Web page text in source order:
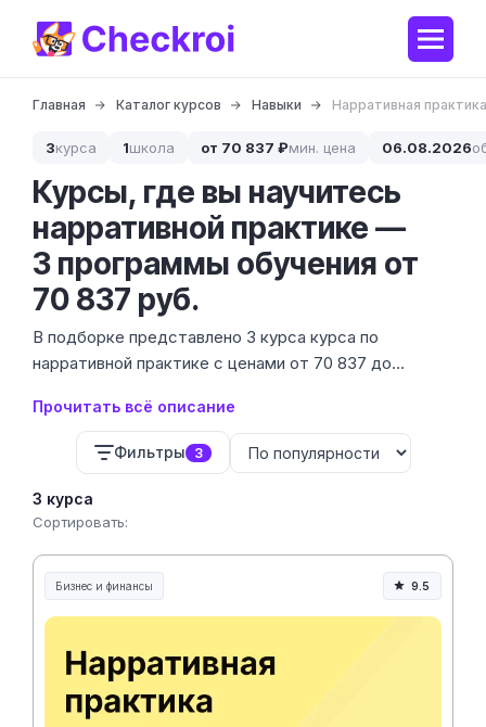
Главная Каталог курсов Навыки Нарративная практика
3курса 1школа от 70 837 ₽мин. цена 06.08.2026
Курсы, где вы научитесь
нарративной практике —
3 программы обучения от
70 837 руб.
В подборке представлено 3 курса курса по
нарративной практике с ценами от 70 837 до
человек рассматривается отдельно от своей
проблемы, а его жизнь — как набор историй. В
списке пока 1 школа, но мы постоянно мониторим
рынок, чтобы добавлять новые проверенные
программы.
Прочитать всё описание
Фильтры 3
3 курса
Сортировать:
Бизнес и финансы 9.5